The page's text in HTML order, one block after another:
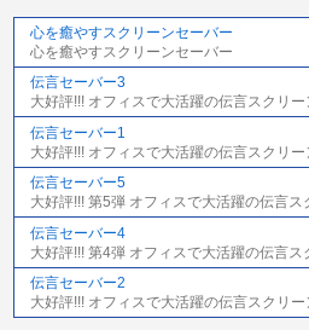
心を癒やすスクリーンセーバー
心を癒やすスクリーンセーバー
伝言セーバー3
大好評!!! オフィスで大活躍の伝言スクリ
伝言セーバー1
大好評!!! オフィスで大活躍の伝言スクリー
伝言セーバー5
大好評!!! 第5弾 オフィスで大活躍の伝言ス
伝言セーバー4
大好評!!! 第4弾 オフィスで大活躍の伝言ス
伝言セーバー2
大好評!!! オフィスで大活躍の伝言スクリ